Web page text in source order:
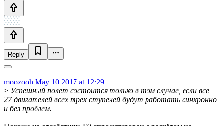
Reply
moozooh May 10 2017 at 12:29
> Успешный полет состоится только в том случае, если все
27 двигателей всех трех ступеней будут работать синхронно
и без проблем.